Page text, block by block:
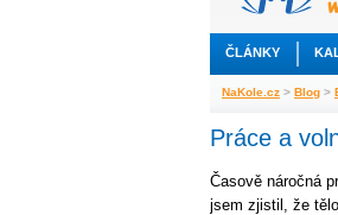
ČLÁNKY
NaKole.cz > Blog >
Práce a
Časově náročná
jsem zjistil, že